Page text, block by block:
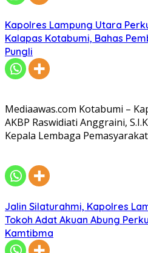
Kapolres Lampung Utara
Kalapas Kotabumi, Bahas
Pungli
Mediaawas.com Kotabumi –
AKBP Raswidiati Anggraini,
Kepala Lembaga
Jalin Silaturahmi, Kapolres
Tokoh Adat Akuan Abung
Kamtibma